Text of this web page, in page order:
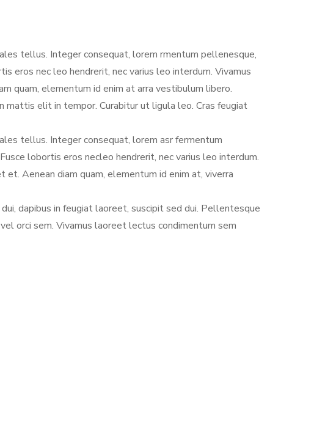
tellus. Integer consequat, lorem rmentum pellenesque,
eros nec leo hendrerit, nec varius leo interdum. Vivamus
quam, elementum id enim at arra vestibulum libero.
mattis elit in tempor. Curabitur ut ligula leo. Cras feugiat
tellus. Integer consequat, lorem asr fermentum
lobortis eros necleo hendrerit, nec varius leo interdum.
et. Aenean diam quam, elementum id enim at, viverra
dapibus in feugiat laoreet, suscipit sed dui. Pellentesque
orci sem. Vivamus laoreet lectus condimentum sem